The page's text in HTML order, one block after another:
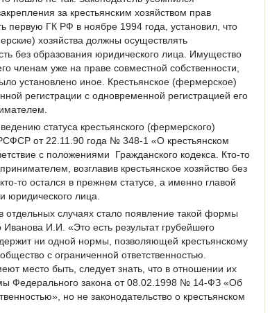
за крестьянским хозяйством прав
первую ГК РФ в ноябре 1994 года, установил, что
хозяйства должны осуществлять
без образования юридического лица. Имущество
членам уже на праве совместной собственности,
установлено иное. Крестьянское (фермерское)
регистрации с одновременной регистрацией его
статуса крестьянского (фермерского)
от 22.11.90 года № 348-1 «О крестьянском
с положениями Гражданского кодекса. Кто-то
возглавив крестьянское хозяйство без
то остался в прежнем статусе, а именно главой
юридического лица.
отдельных случаях стало появление такой формы
И.И. «Это есть результат грубейшего
ни одной нормы, позволяющей крестьянскому
с ограниченной ответственностью.
место быть, следует знать, что в отношении их
Федерального закона от 08.02.1998 № 14-ФЗ «Об
но не законодательство о крестьянском